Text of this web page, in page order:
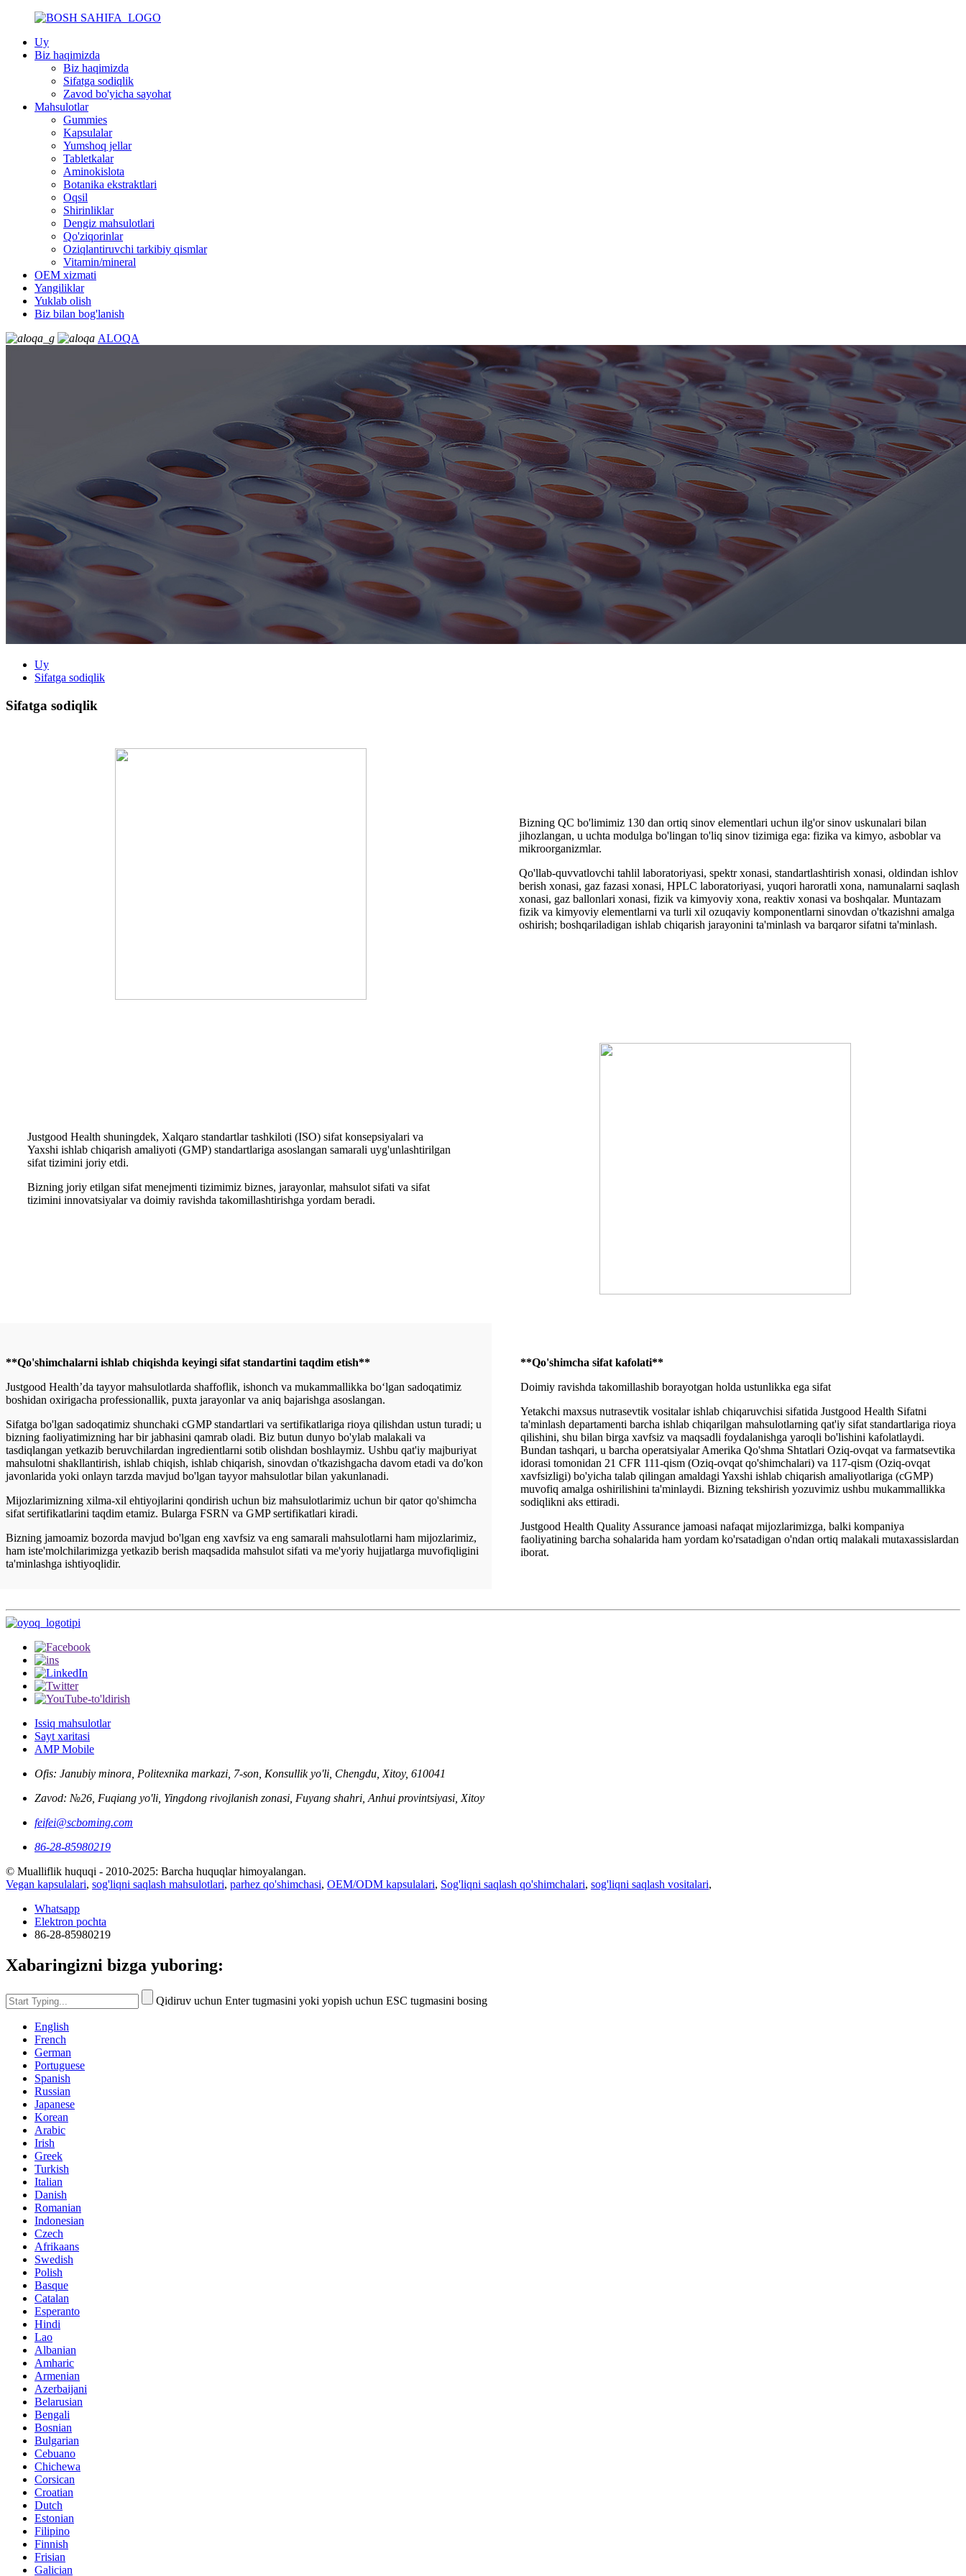
Uy
Biz haqimizda
Biz haqimizda
Sifatga sodiqlik
Zavod bo'yicha sayohat
Mahsulotlar
Gummies
Kapsulalar
Yumshoq jellar
Tabletkalar
Aminokislota
Botanika ekstraktlari
Oqsil
Shirinliklar
Dengiz mahsulotlari
Qo'ziqorinlar
Oziqlantiruvchi tarkibiy qismlar
Vitamin/mineral
OEM xizmati
Yangiliklar
Yuklab olish
Biz bilan bog'lanish
ALOQA
Uy
Sifatga sodiqlik
Sifatga sodiqlik
Bizning QC bo'limimiz 130 dan ortiq sinov elementlari uchun ilg'or sinov uskunalari bilan
jihozlangan, u uchta modulga bo'lingan to'liq sinov tizimiga ega: fizika va kimyo, asboblar va
mikroorganizmlar.
Qo'llab-quvvatlovchi tahlil laboratoriyasi, spektr xonasi, standartlashtirish xonasi, oldindan ishlov
berish xonasi, gaz fazasi xonasi, HPLC laboratoriyasi, yuqori haroratli xona, namunalarni saqlash
xonasi, gaz ballonlari xonasi, fizik va kimyoviy xona, reaktiv xonasi va boshqalar. Muntazam
fizik va kimyoviy elementlarni va turli xil ozuqaviy komponentlarni sinovdan o'tkazishni amalga
oshirish; boshqariladigan ishlab chiqarish jarayonini ta'minlash va barqaror sifatni ta'minlash.
Justgood Health shuningdek, Xalqaro standartlar tashkiloti (ISO) sifat konsepsiyalari va
Yaxshi ishlab chiqarish amaliyoti (GMP) standartlariga asoslangan samarali uyg'unlashtirilgan
sifat tizimini joriy etdi.
Bizning joriy etilgan sifat menejmenti tizimimiz biznes, jarayonlar, mahsulot sifati va sifat
tizimini innovatsiyalar va doimiy ravishda takomillashtirishga yordam beradi.
**Qo'shimchalarni ishlab chiqishda keyingi sifat standartini taqdim etish**
Justgood Health’da tayyor mahsulotlarda shaffoflik, ishonch va mukammallikka bo‘lgan sadoqatimiz
boshidan oxirigacha professionallik, puxta jarayonlar va aniq bajarishga asoslangan.
Sifatga bo'lgan sadoqatimiz shunchaki cGMP standartlari va sertifikatlariga rioya qilishdan ustun turadi; u
bizning faoliyatimizning har bir jabhasini qamrab oladi. Biz butun dunyo bo'ylab malakali va
tasdiqlangan yetkazib beruvchilardan ingredientlarni sotib olishdan boshlaymiz. Ushbu qat'iy majburiyat
mahsulotni shakllantirish, ishlab chiqish, ishlab chiqarish, sinovdan o'tkazishgacha davom etadi va do'kon
javonlarida yoki onlayn tarzda mavjud bo'lgan tayyor mahsulotlar bilan yakunlanadi.
Mijozlarimizning xilma-xil ehtiyojlarini qondirish uchun biz mahsulotlarimiz uchun bir qator qo'shimcha
sifat sertifikatlarini taqdim etamiz. Bularga FSRN va GMP sertifikatlari kiradi.
Bizning jamoamiz bozorda mavjud bo'lgan eng xavfsiz va eng samarali mahsulotlarni ham mijozlarimiz,
ham iste'molchilarimizga yetkazib berish maqsadida mahsulot sifati va me'yoriy hujjatlarga muvofiqligini
ta'minlashga ishtiyoqlidir.
**Qo'shimcha sifat kafolati**
Doimiy ravishda takomillashib borayotgan holda ustunlikka ega sifat
Yetakchi maxsus nutrasevtik vositalar ishlab chiqaruvchisi sifatida Justgood Health Sifatni
ta'minlash departamenti barcha ishlab chiqarilgan mahsulotlarning qat'iy sifat standartlariga rioya
qilishini, shu bilan birga xavfsiz va maqsadli foydalanishga yaroqli bo'lishini kafolatlaydi.
Bundan tashqari, u barcha operatsiyalar Amerika Qo'shma Shtatlari Oziq-ovqat va farmatsevtika
idorasi tomonidan 21 CFR 111-qism (Oziq-ovqat qo'shimchalari) va 117-qism (Oziq-ovqat
xavfsizligi) bo'yicha talab qilingan amaldagi Yaxshi ishlab chiqarish amaliyotlariga (cGMP)
muvofiq amalga oshirilishini ta'minlaydi. Bizning tekshirish yozuvimiz ushbu mukammallikka
sodiqlikni aks ettiradi.
Justgood Health Quality Assurance jamoasi nafaqat mijozlarimizga, balki kompaniya
faoliyatining barcha sohalarida ham yordam ko'rsatadigan o'ndan ortiq malakali mutaxassislardan
iborat.
Issiq mahsulotlar
Sayt xaritasi
AMP Mobile
Ofis: Janubiy minora, Politexnika markazi, 7-son, Konsullik yo'li, Chengdu, Xitoy, 610041
Zavod: №26, Fuqiang yo'li, Yingdong rivojlanish zonasi, Fuyang shahri, Anhui provintsiyasi, Xitoy
feifei@scboming.com
86-28-85980219
© Mualliflik huquqi - 2010-2025: Barcha huquqlar himoyalangan.
Vegan kapsulalari, sog'liqni saqlash mahsulotlari, parhez qo'shimchasi, OEM/ODM kapsulalari, Sog'liqni saqlash qo'shimchalari, sog'liqni saqlash vositalari,
Whatsapp
Elektron pochta
86-28-85980219
Xabaringizni bizga yuboring:
Qidiruv uchun Enter tugmasini yoki yopish uchun ESC tugmasini bosing
English
French
German
Portuguese
Spanish
Russian
Japanese
Korean
Arabic
Irish
Greek
Turkish
Italian
Danish
Romanian
Indonesian
Czech
Afrikaans
Swedish
Polish
Basque
Catalan
Esperanto
Hindi
Lao
Albanian
Amharic
Armenian
Azerbaijani
Belarusian
Bengali
Bosnian
Bulgarian
Cebuano
Chichewa
Corsican
Croatian
Dutch
Estonian
Filipino
Finnish
Frisian
Galician